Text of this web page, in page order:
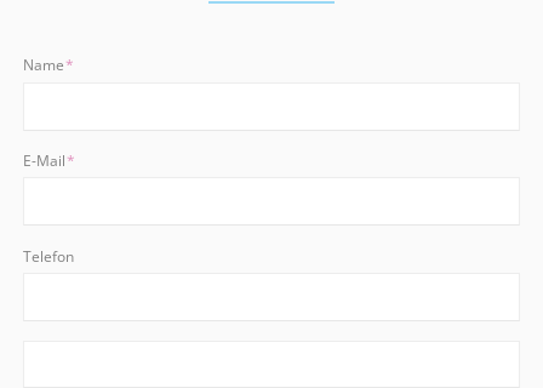
Pflichtfeld
Name*
Pflichtfeld
E-Mail*
Telefon